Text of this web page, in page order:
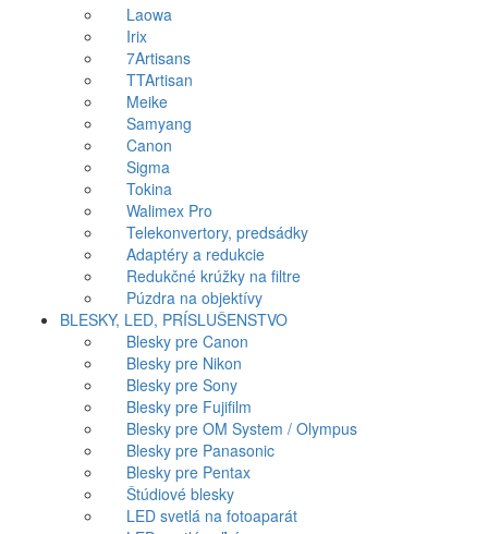
Laowa
Irix
7Artisans
TTArtisan
Meike
Samyang
Canon
Sigma
Tokina
Walimex Pro
Telekonvertory, predsádky
Adaptéry a redukcie
Redukčné krúžky na filtre
Púzdra na objektívy
BLESKY, LED, PRÍSLUŠENSTVO
Blesky pre Canon
Blesky pre Nikon
Blesky pre Sony
Blesky pre Fujifilm
Blesky pre OM System / Olympus
Blesky pre Panasonic
Blesky pre Pentax
Štúdiové blesky
LED svetlá na fotoaparát